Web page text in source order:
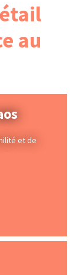
au
et de